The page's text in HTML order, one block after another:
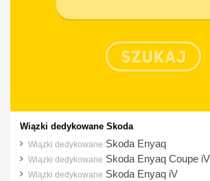
Dodge
DS
Fiat
Wiązki dedykowane Skoda
Wiązki dedykowane Skoda Enyaq
Wiązki dedykowane Skoda Enyaq Coupe iV
Wiązki dedykowane Skoda Enyaq iV